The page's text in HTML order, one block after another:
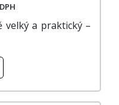
velký a praktický –